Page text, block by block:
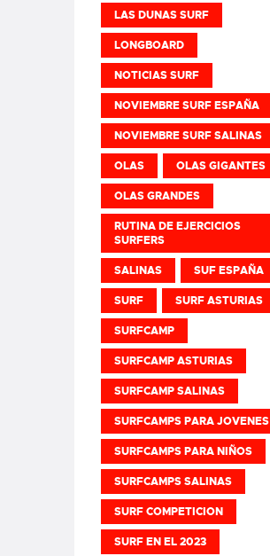
LAS DUNAS SURF
LONGBOARD
NOTICIAS SURF
NOVIEMBRE SURF ESPAÑA
NOVIEMBRE SURF SALINAS
OLAS OLAS GIGANTES
OLAS GRANDES
RUTINA DE EJERCICIOS
SURFERS
SALINAS SUF ESPAÑA
SURF SURF ASTURIAS
SURFCAMP
SURFCAMP ASTURIAS
SURFCAMP SALINAS
SURFCAMPS PARA JOVENES
SURFCAMPS PARA NIÑOS
SURFCAMPS SALINAS
SURF COMPETICION
SURF EN EL 2023